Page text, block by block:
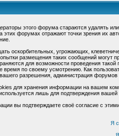
этого форума стараются удалять
этих форумах отражают точки зрения их
оскорбительных, угрожающих,
размещения таких сообщений могут
для возможности проведения
по своему усмотрению. Как
разрешения, администрация форумов
для хранения информации на вашем
лишь для подтверждения вашей
вы подтверждаете своё согласие с
Я